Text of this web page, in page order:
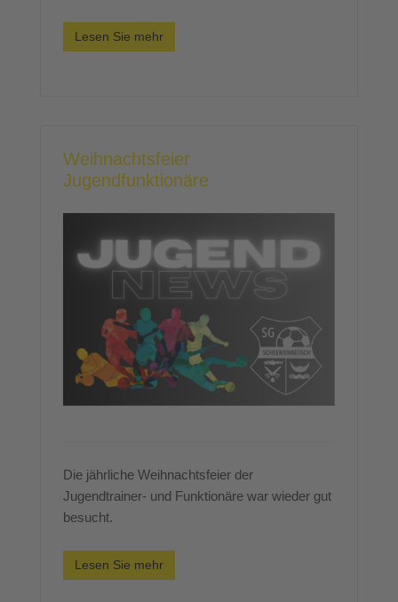
Lesen Sie mehr
Weihnachtsfeier
Jugendfunktionäre
Die jährliche Weihnachtsfeier der
Jugendtrainer- und Funktionäre war wieder gut
besucht.
Lesen Sie mehr